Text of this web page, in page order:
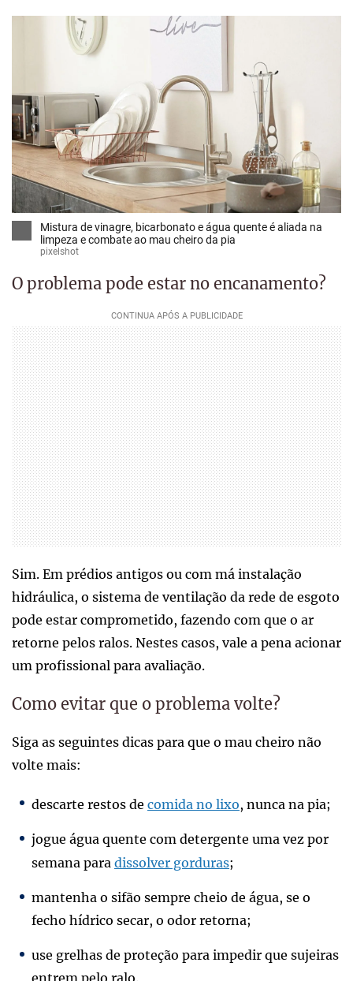
Mistura de vinagre, bicarbonato e água quente é aliada na
limpeza e combate ao mau cheiro da pia
pixelshot
O problema pode estar no encanamento?
Sim. Em prédios antigos ou com má instalação
hidráulica, o sistema de ventilação da rede de esgoto
pode estar comprometido, fazendo com que o ar
retorne pelos ralos. Nestes casos, vale a pena acionar
um profissional para avaliação.
Como evitar que o problema volte?
Siga as seguintes dicas para que o mau cheiro não
volte mais:
descarte restos de comida no lixo, nunca na pia;
jogue água quente com detergente uma vez por
semana para dissolver gorduras;
mantenha o sifão sempre cheio de água, se o
fecho hídrico secar, o odor retorna;
use grelhas de proteção para impedir que sujeiras